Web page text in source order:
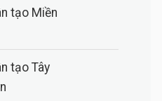
tạo Miền
tạo Tây